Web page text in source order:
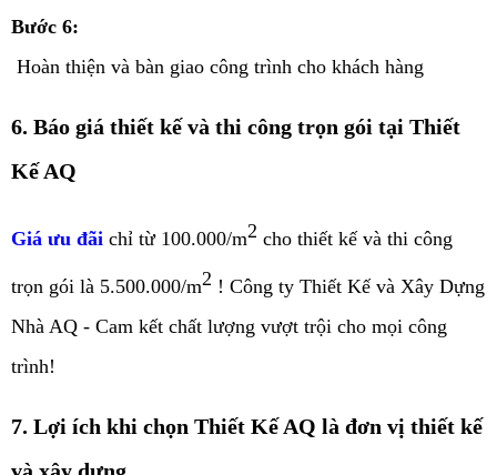
Bước 6:
Hoàn thiện và bàn giao công trình cho khách hàng
6. Báo giá thiết kế và thi công trọn gói tại Thiết
Kế AQ
Giá ưu đãi chỉ từ 100.000/m2 cho thiết kế và thi công
trọn gói là 5.500.000/m2 ! Công ty Thiết Kế và Xây Dựng
Nhà AQ - Cam kết chất lượng vượt trội cho mọi công
trình!
7. Lợi ích khi chọn Thiết Kế AQ là đơn vị thiết kế
và xây dựng